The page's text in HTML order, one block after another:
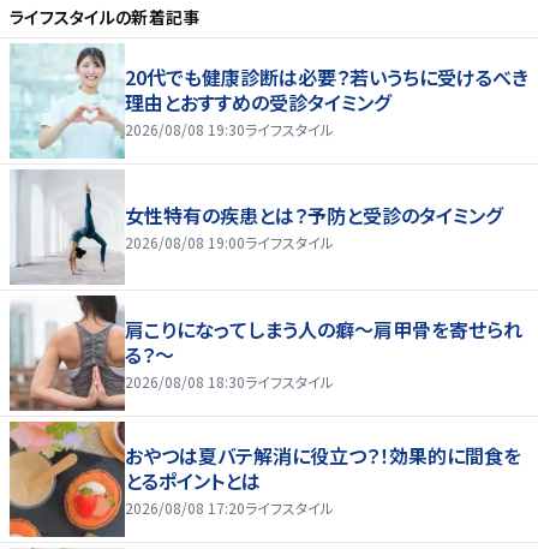
ライフスタイルの新着記事
20代でも健康診断は必要？若いうちに受けるべき
理由とおすすめの受診タイミング
2026/08/08 19:30ライフスタイル
女性特有の疾患とは？予防と受診のタイミング
2026/08/08 19:00ライフスタイル
肩こりになってしまう人の癖～肩甲骨を寄せられ
る？～
2026/08/08 18:30ライフスタイル
おやつは夏バテ解消に役立つ？！効果的に間食を
とるポイントとは
2026/08/08 17:20ライフスタイル